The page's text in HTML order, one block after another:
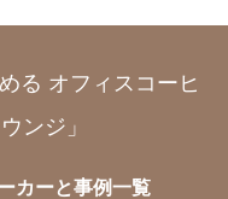
る オフィスコーヒ
ンジ」
カーと事例一覧